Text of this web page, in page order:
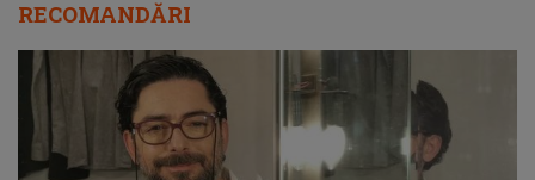
RECOMANDĂRI